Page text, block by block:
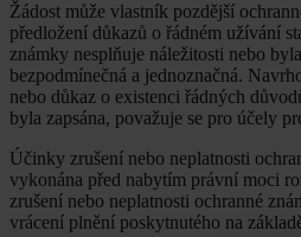
Žádost může vlastník pozdější
předložení důkazů o řádném užívání
známky nesplňuje náležitosti nebo
bezpodmínečná a jednoznačná.
nebo důkaz o existenci řádných
byla zapsána, považuje se pro účely
Účinky zrušení nebo neplatnosti
vykonána před nabytím právní moci
zrušení nebo neplatnosti ochranné
vrácení plnění poskytnutého na